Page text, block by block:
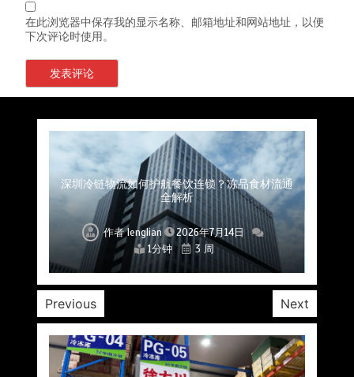
在此浏览器中保存我的显示名称、邮箱地址和网站地址，以便
下次评论时使用。
上海餐饮连锁加速，冷链配送如何破解冻品食材
流通难题？
作者lenglian
2026年7月14日
1分钟
3 周
杭州中央厨房布局餐饮连锁，冷链配送如何打通
关键一环
作者lenglian
2026年7月14日
1分钟
3 周
北京餐饮企业如何选择冷链公司？
作者lenglian
2026年7月14日
1分钟
3 周
深圳冷链物流如何护航餐饮连锁？冻品食材流通
全解析
作者lenglian
2026年7月14日
1分钟
3 周
北京餐饮仓配一体化的核心价值与落地实践解析
作者lenglian
2026年7月14日
1分钟
3 周
武汉冻品配送三要素：控温、时效、低成本如何
兼得？
作者lenglian
2026年7月14日
1分钟
3 周
重庆冷链布局解冻食材运输密码，餐饮连锁如何
稳控品质？
作者lenglian
2026年7月14日
1分钟
3 周
Previous Next